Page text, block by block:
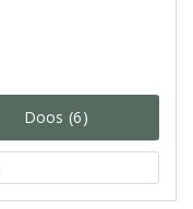
Doos (6)